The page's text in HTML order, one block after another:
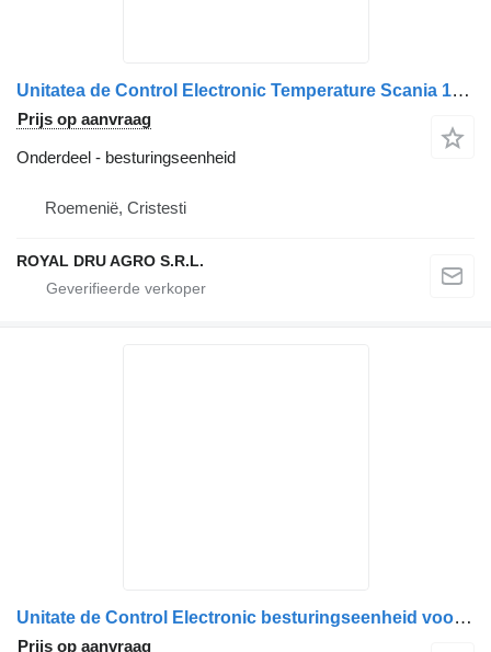
Unitatea de Control Electronic Temperature Scania 1435650 24V Y1 besturingseenheid voor CAB 1425650 vrachtwagen
Prijs op aanvraag
Onderdeel - besturingseenheid
Roemenië, Cristesti
ROYAL DRU AGRO S.R.L.
Unitate de Control Electronic besturingseenheid voor CAB Temperature Control Scania 24V Serial No: 9004067 vrachtwagen
Prijs op aanvraag